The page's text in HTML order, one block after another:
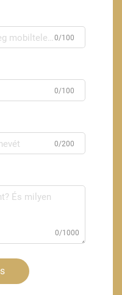
0/100
0/100
0/200
0/1000